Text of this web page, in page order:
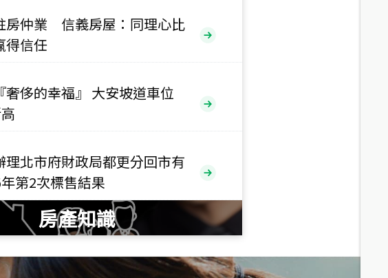
北市永和區環河西路二段
年07月 成交
央央 5,800萬
年
小西華 1,938萬
年07 月 成交
捷豹
北市中山區長春路
總價
年07月 成交
十泉十美
北市北投區光明路
總價
1,020萬
房仲業 信義房屋：同理心比
得信任
奢侈的幸福』 大安坡道車位
理北市府財政局都更分回市有
第2次標售結果
房產知識